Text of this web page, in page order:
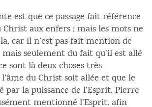
est que ce passage fait référence
Christ aux enfers ; mais les mots ne
car il n’est pas fait mention de
mais seulement du fait qu’il est allé
sont là deux choses très
du Christ soit allée et que le
par la puissance de l’Esprit. Pierre
mentionné l’Esprit, afin